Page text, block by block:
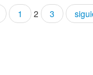
1 2 3